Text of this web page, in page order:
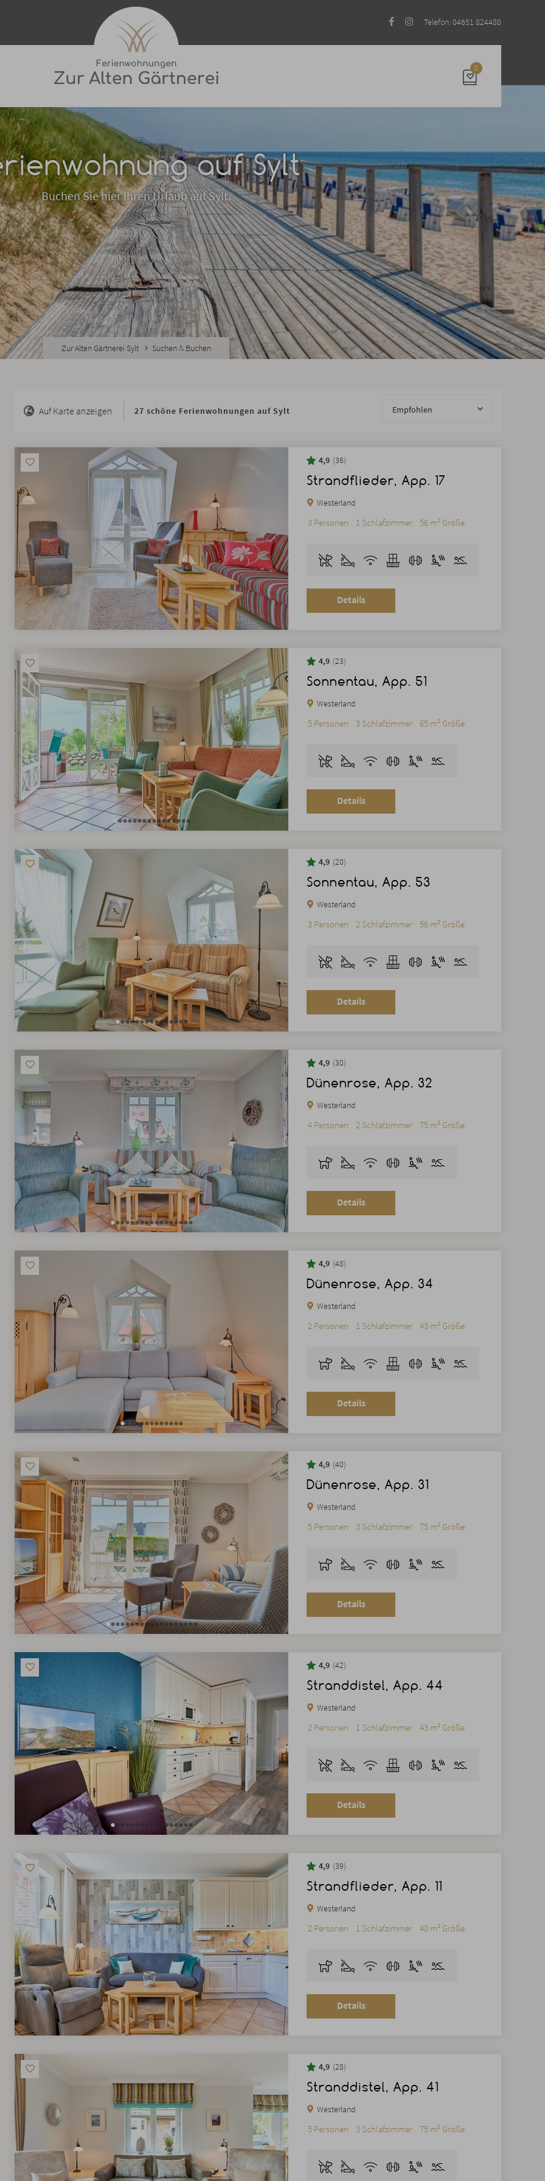
Telefon: 04651 824480
0
auf Sylt
Buchen Sie hier Ihren Urlaub auf Sylt.
Zur Alten Gärtnerei Sylt Suchen & Buchen
27 schöne Ferienwohnungen auf Sylt Empfohlen
Auf Karte anzeigen
36
4,9
Strandflieder, App. 17
Westerland
3 Personen 1 Schlafzimmer 56 m² Größe
Details
23
4,9
Sonnentau, App. 51
Westerland
5 Personen 3 Schlafzimmer 65 m² Größe
Details
20
4,9
Sonnentau, App. 53
Westerland
3 Personen 2 Schlafzimmer 56 m² Größe
Details
30
4,9
Dünenrose, App. 32
Westerland
4 Personen 2 Schlafzimmer 75 m² Größe
Details
48
4,9
Dünenrose, App. 34
Westerland
2 Personen 1 Schlafzimmer 43 m² Größe
Details
40
4,9
Dünenrose, App. 31
Westerland
5 Personen 3 Schlafzimmer 75 m² Größe
Details
42
4,9
Stranddistel, App. 44
Westerland
2 Personen 1 Schlafzimmer 43 m² Größe
Details
39
4,9
Strandflieder, App. 11
Westerland
2 Personen 1 Schlafzimmer 40 m² Größe
Details
28
4,9
Stranddistel, App. 41
Westerland
5 Personen 3 Schlafzimmer 75 m² Größe